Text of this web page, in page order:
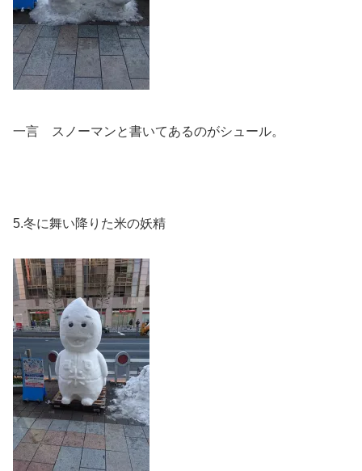
一言 スノーマンと書いてあるのがシュール。
5.冬に舞い降りた米の妖精